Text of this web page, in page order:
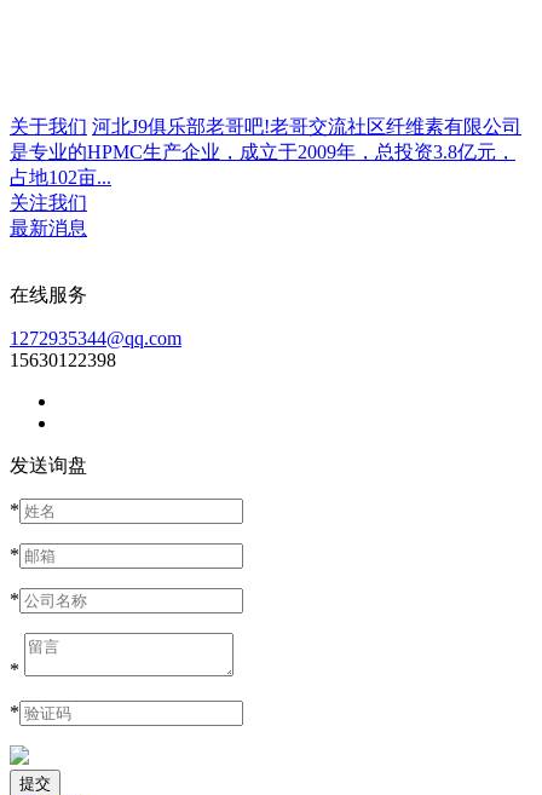
关于我们 河北J9俱乐部老哥吧!老哥交流社区纤维素有限公司
是专业的HPMC生产企业，成立于2009年，总投资3.8亿元，
占地102亩...
关注我们
最新消息
在线服务
1272935344@qq.com
15630122398
发送询盘
*
*
*
*
*